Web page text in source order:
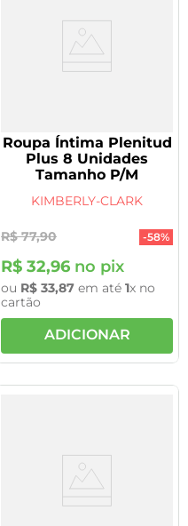
Roupa Íntima Plenitud
Plus 8 Unidades
Tamanho P/M
KIMBERLY-CLARK
R$ 77,90 -58%
R$ 32,96 no pix
ou R$ 33,87 em até 1x no
cartão
ADICIONAR